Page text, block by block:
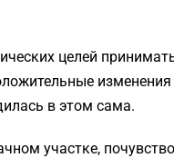
целей
в этом сама.
участке,